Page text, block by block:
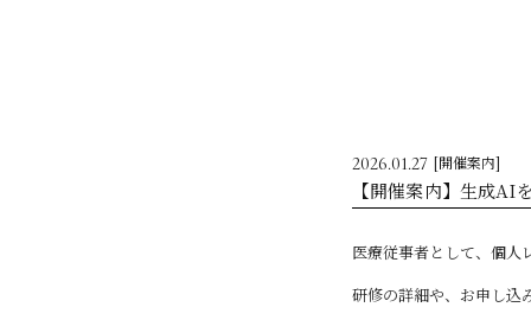
2026.01.27 [開催案内]
【開催案内】生成AI
医療従事者として、個人
研修の詳細や、お申し込